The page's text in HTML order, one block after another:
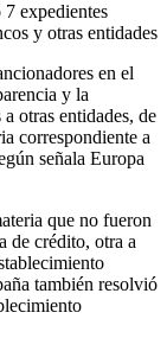
expedientes
y otras entidades
en el
y la
otras entidades, de
correspondiente a
señala Europa
que no fueron
de crédito, otra a
también resolvió